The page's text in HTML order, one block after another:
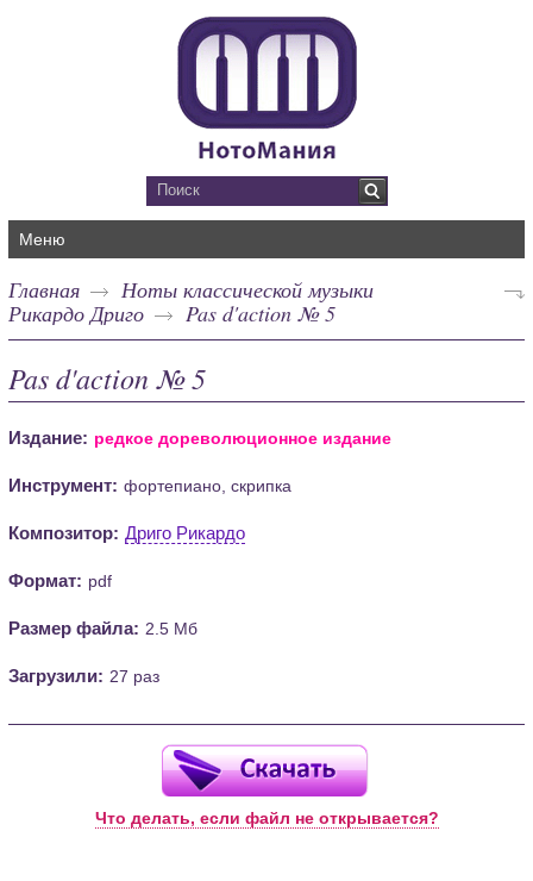
Меню
Главная
Ноты классической музыки
Рикардо Дриго
Pas d'action № 5
Pas d'action № 5
Издание: редкое дореволюционное издание
Инструмент: фортепиано, скрипка
Композитор: Дриго Рикардо
Формат: pdf
Размер файла: 2.5 Мб
Загрузили: 27 раз
Что делать, если файл не открывается?